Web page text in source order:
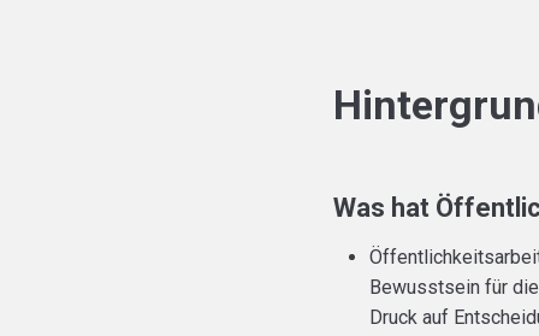
Was hat
Bewusstsein für
Druck auf